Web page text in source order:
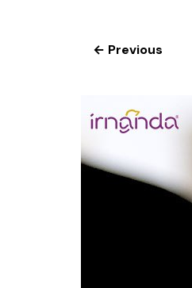
← Previous